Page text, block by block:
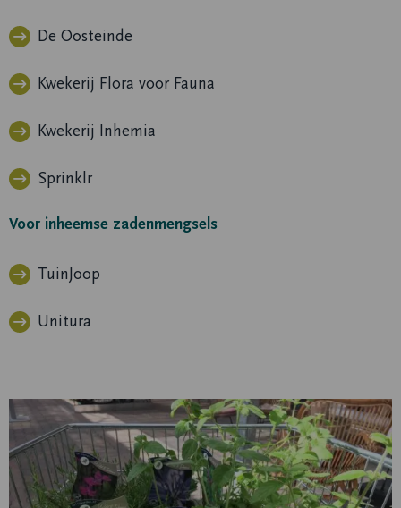
De Oosteinde
Kwekerij Flora voor Fauna
Kwekerij Inhemia
Sprinklr
Voor inheemse zadenmengsels
TuinJoop
Unitura